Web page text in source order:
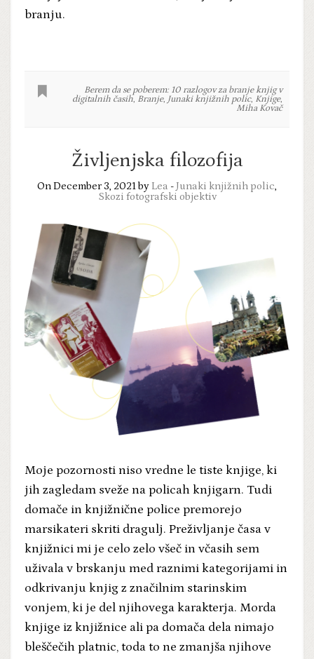
branju.
Berem da se poberem: 10 razlogov za branje knjig v
digitalnih časih, Branje, Junaki knjižnih polic, Knjige,
Miha Kovač
Življenjska filozofija
On December 3, 2021 by Lea - Junaki knjižnih polic,
Skozi fotografski objektiv
Moje pozornosti niso vredne le tiste knjige, ki
jih zagledam sveže na policah knjigarn. Tudi
domače in knjižnične police premorejo
marsikateri skriti dragulj. Preživljanje časa v
knjižnici mi je celo zelo všeč in včasih sem
uživala v brskanju med raznimi kategorijami in
odkrivanju knjig z značilnim starinskim
vonjem, ki je del njihovega karakterja. Morda
knjige iz knjižnice ali pa domača dela nimajo
bleščečih platnic, toda to ne zmanjša njihove